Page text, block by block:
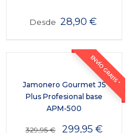
Desde 28,90 €
ENVÍO GRATIS *
Jamonero Gourmet JS
Plus Profesional base
APM-500
329,95€ 299,95€